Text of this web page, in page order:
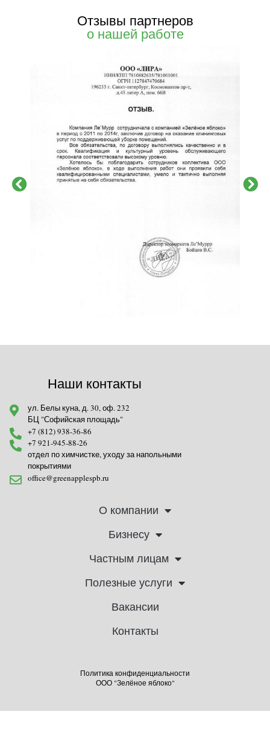
Отзывы партнеров
о нашей работе
О компании
Бизнесу
Частным лицам
Полезные услуги
Вакансии
Контакты
Наши контакты
ул. Белы куна, д. 30, оф. 232
БЦ "Софийская площадь"
+7 (812) 938-36-86
+7 921-945-88-26
отдел по химчистке, уходу за напольными
покрытиями
office@greenapplespb.ru
Политика конфиденциальности
ООО "Зелёное яблоко"